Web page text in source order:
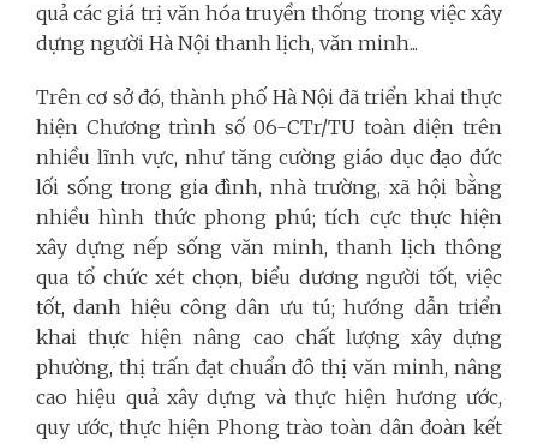
quả các giá trị văn hóa truyền thống trong việc xây
dựng người Hà Nội thanh lịch, văn minh...
Trên cơ sở đó, thành phố Hà Nội đã triển khai thực
hiện Chương trình số 06-CTr/TU toàn diện trên
nhiều lĩnh vực, như tăng cường giáo dục đạo đức
lối sống trong gia đình, nhà trường, xã hội bằng
nhiều hình thức phong phú; tích cực thực hiện
xây dựng nếp sống văn minh, thanh lịch thông
qua tổ chức xét chọn, biểu dương người tốt, việc
tốt, danh hiệu công dân ưu tú; hướng dẫn triển
khai thực hiện nâng cao chất lượng xây dựng
phường, thị trấn đạt chuẩn đô thị văn minh, nâng
cao hiệu quả xây dựng và thực hiện hương ước,
quy ước, thực hiện Phong trào toàn dân đoàn kết